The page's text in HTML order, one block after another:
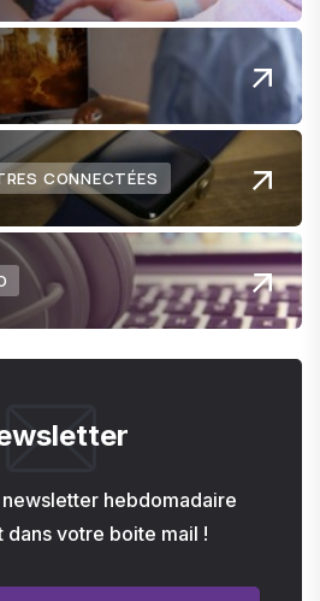
CONNECTÉES
hebdomadaire
dans votre boite mail !